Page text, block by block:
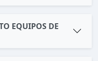
EQUIPOS DE